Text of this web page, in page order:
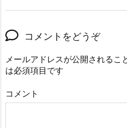
コメントをどうぞ
メールアドレスが公開されるこ
は必須項目です
コメント